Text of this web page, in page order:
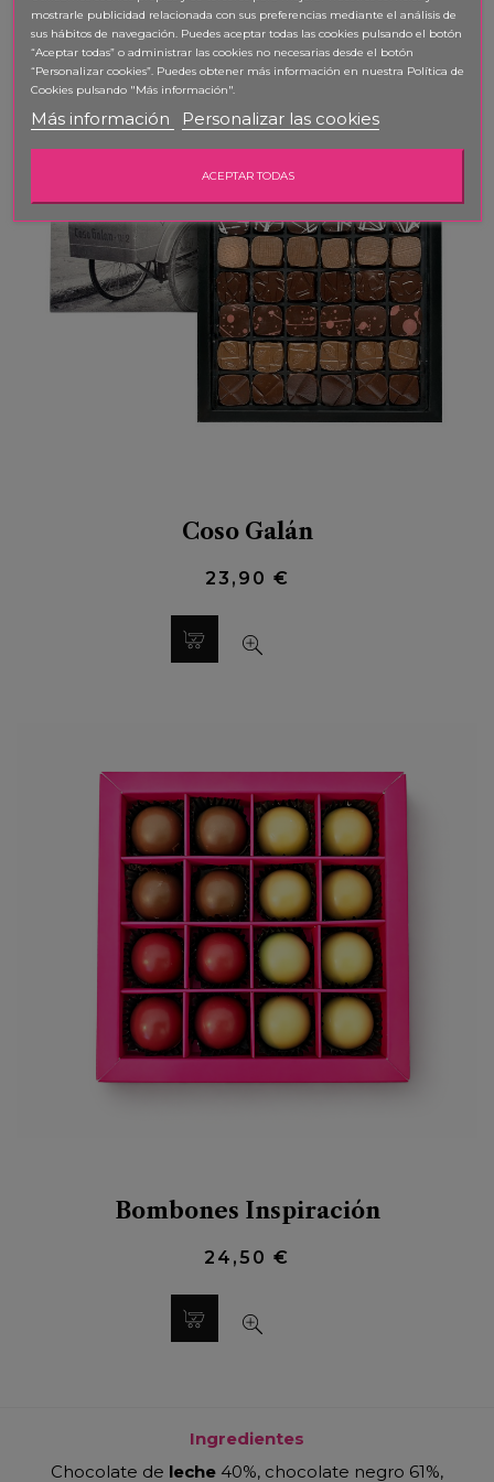
Coso Galán
23,90 €
Bombones Inspiración
24,50 €
Ingredientes
Chocolate de leche 40%, chocolate negro 61%,
mostrarle publicidad relacionada con sus preferencias mediante el análisis de
sus hábitos de navegación. Puedes aceptar todas las cookies pulsando el botón
“Aceptar todas” o administrar las cookies no necesarias desde el botón
“Personalizar cookies”. Puedes obtener más información en nuestra Política de
Cookies pulsando "Más información".
Más información Personalizar las cookies
ACEPTAR TODAS